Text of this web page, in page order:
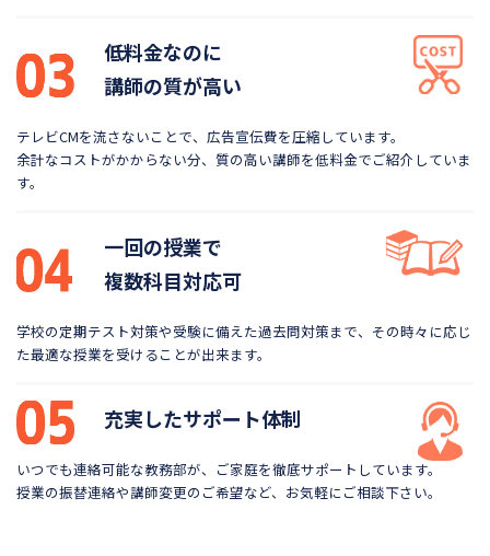
低料金なのに
講師の質が高い
テレビCMを流さないことで、広告宣伝費を圧縮しています。
余計なコストがかからない分、質の高い講師を低料金でご紹介していま
す。
一回の授業で
複数科目対応可
学校の定期テスト対策や受験に備えた過去問対策まで、 その時々に応じ
た最適な授業を受けることが出来ます。
充実したサポート体制
いつでも連絡可能な教務部が、ご家庭を徹底サポートしています。
授業の振替連絡や講師変更のご希望など、お気軽にご相談下さい。